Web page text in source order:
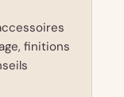
finitions